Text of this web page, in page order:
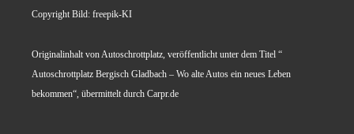
Copyright Bild: freepik-KI
Originalinhalt von Autoschrottplatz, veröffentlicht unter dem Titel “
Autoschrottplatz Bergisch Gladbach – Wo alte Autos ein neues Leben
bekommen“, übermittelt durch Carpr.de